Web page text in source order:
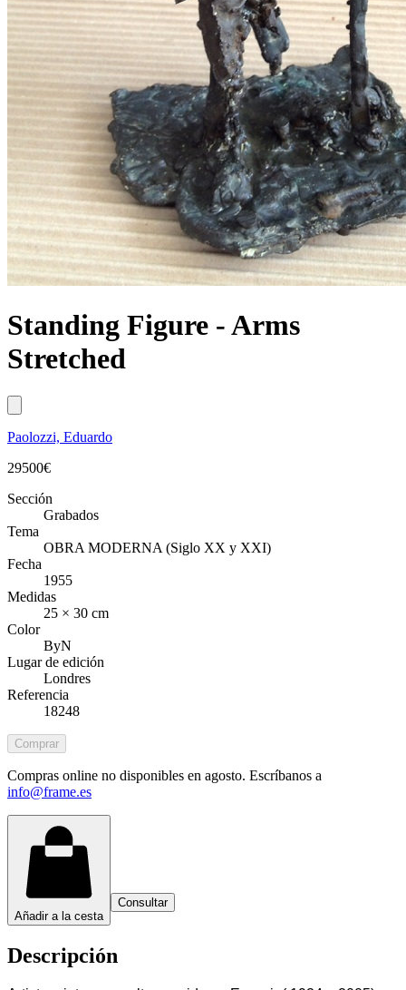
Standing Figure - Arms
Stretched
Paolozzi, Eduardo
29500€
Sección
Grabados
Tema
OBRA MODERNA (Siglo XX y XXI)
Fecha
1955
Medidas
25 × 30 cm
Color
ByN
Lugar de edición
Londres
Referencia
18248
Comprar
Compras online no disponibles en agosto. Escríbanos a
info@frame.es
Añadir a la cesta
Consultar
Descripción